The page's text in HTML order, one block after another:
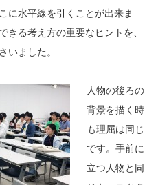
に水平線を引くことが出来ま
きる考え方の重要なヒントを、
いました。
人物の後ろの
背景を描く時
も理屈は同じ
です。手前に
立つ人物と同